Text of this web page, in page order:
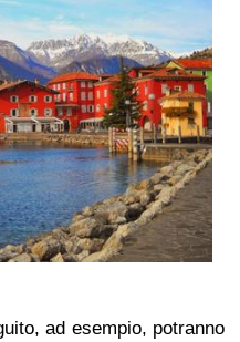
ad esempio, potranno